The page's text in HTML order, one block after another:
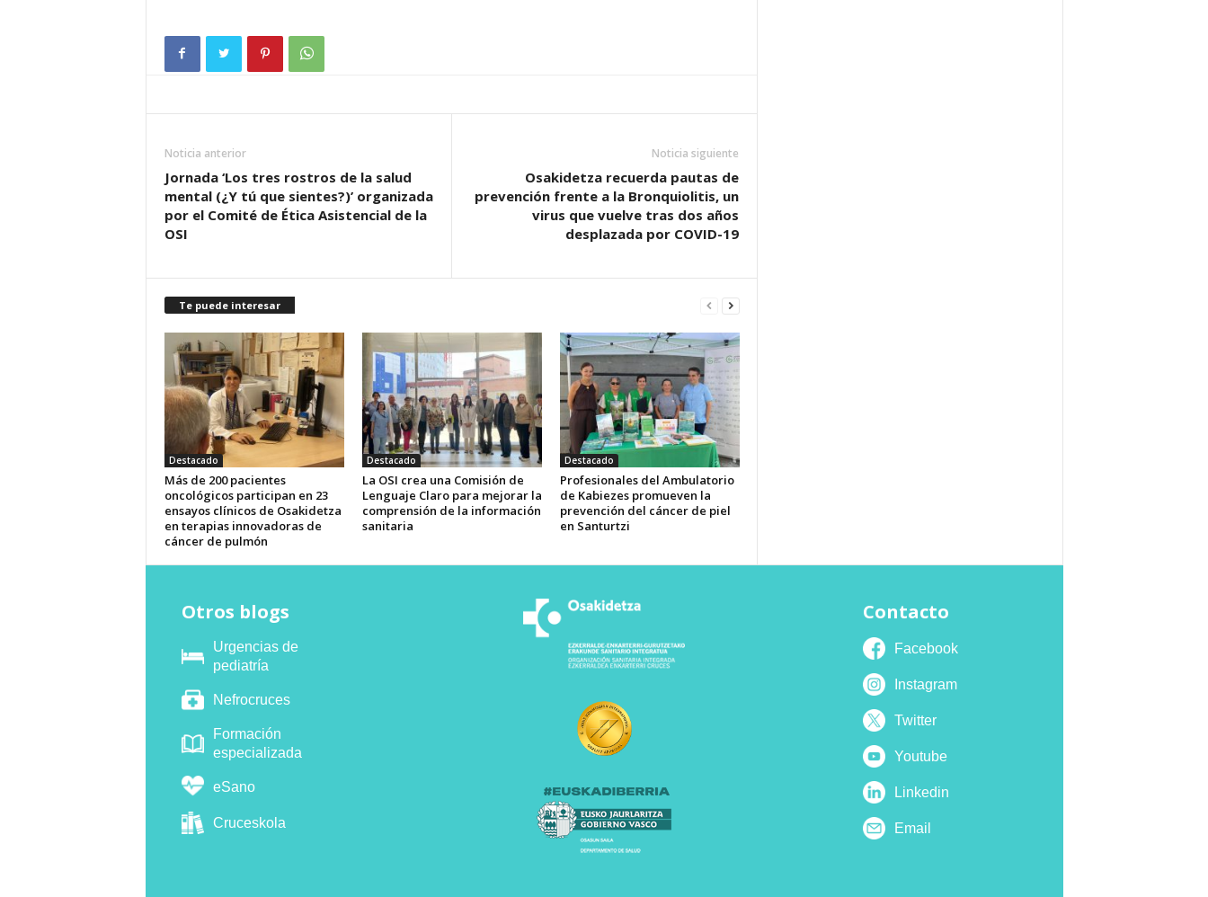
Noticia anterior
Jornada ‘Los tres rostros de la salud
mental (¿Y tú que sientes?)’ organizada
por el Comité de Ética Asistencial de la
OSI
Noticia siguiente
Osakidetza recuerda pautas de
prevención frente a la Bronquiolitis, un
virus que vuelve tras dos años
desplazada por COVID-19
Te puede interesar
Destacado
Más de 200 pacientes
oncológicos participan en 23
ensayos clínicos de Osakidetza
en terapias innovadoras de
cáncer de pulmón
Destacado
La OSI crea una Comisión de
Lenguaje Claro para mejorar la
comprensión de la información
sanitaria
Destacado
Profesionales del Ambulatorio
de Kabiezes promueven la
prevención del cáncer de piel
en Santurtzi
Otros blogs
Urgencias de
pediatría
Nefrocruces
Formación
especializada
eSano
Cruceskola
Contacto
Facebook
Instagram
Twitter
Youtube
Linkedin
Email